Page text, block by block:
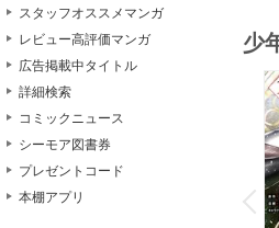
スタッフオススメマンガ
レビュー高評価マンガ
広告掲載中タイトル
詳細検索
コミックニュース
シーモア図書券
プレゼントコード
本棚アプリ
少
P
r
e
i
u